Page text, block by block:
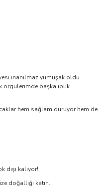
inanılmaz yumuşak oldu.
örgülerimde başka iplik
hem sağlam duruyor hem de
dışı kalıyor!
doğallığı katın.